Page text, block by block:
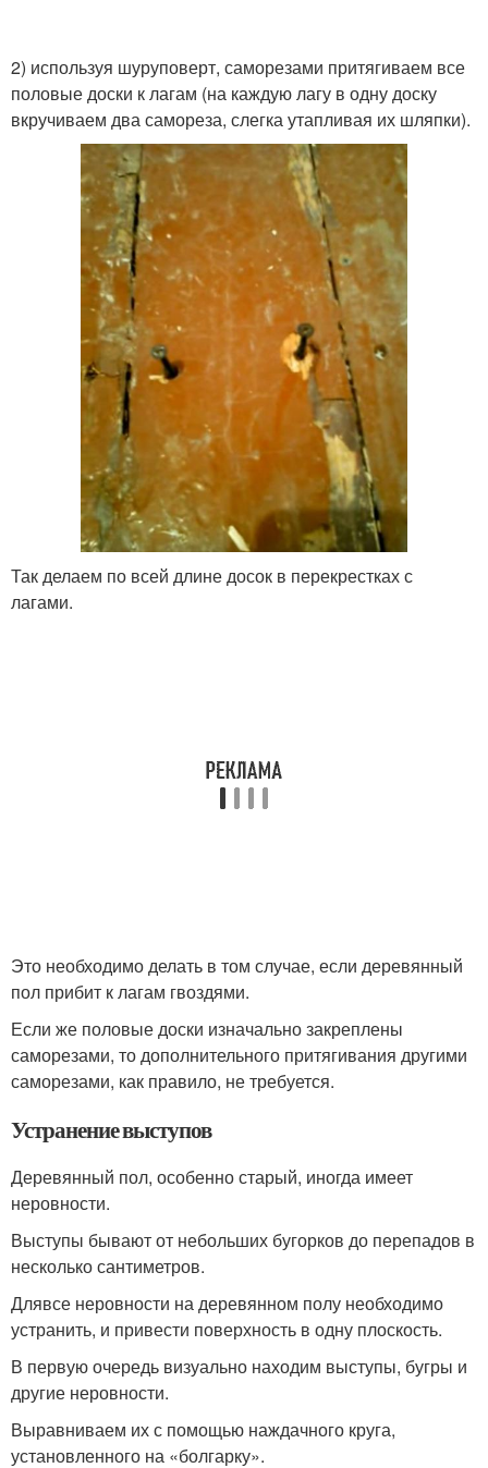
2) используя шуруповерт, саморезами притягиваем все
половые доски к лагам (на каждую лагу в одну доску
вкручиваем два самореза, слегка утапливая их шляпки).
Так делаем по всей длине досок в перекрестках с
лагами.
Это необходимо делать в том случае, если деревянный
пол прибит к лагам гвоздями.
Если же половые доски изначально закреплены
саморезами, то дополнительного притягивания другими
саморезами, как правило, не требуется.
Устранение выступов
Деревянный пол, особенно старый, иногда имеет
неровности.
Выступы бывают от небольших бугорков до перепадов в
несколько сантиметров.
Длявсе неровности на деревянном полу необходимо
устранить, и привести поверхность в одну плоскость.
В первую очередь визуально находим выступы, бугры и
другие неровности.
Выравниваем их с помощью наждачного круга,
установленного на «болгарку».